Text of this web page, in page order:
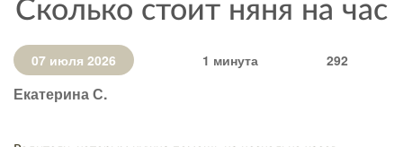
Сколько стоит няня на час
07 июля 2026 1 минута 292
Екатерина С.